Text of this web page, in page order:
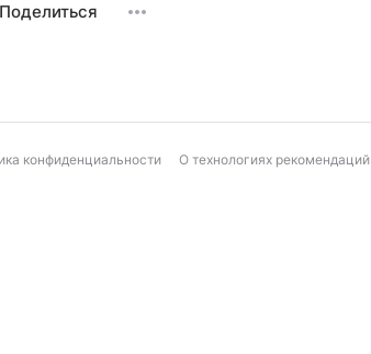
Поделиться
конфиденциальности О технологиях рекомендаций